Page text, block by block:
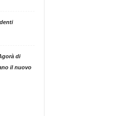
di
il nuovo